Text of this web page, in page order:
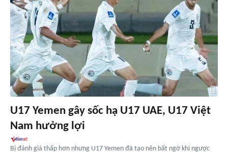
U17 Yemen gây sốc hạ U17 UAE, U17 Việt
Nam hưởng lợi
Bị đánh giá thấp hơn nhưng U17 Yemen đã tạo nên bất ngờ khi ngược